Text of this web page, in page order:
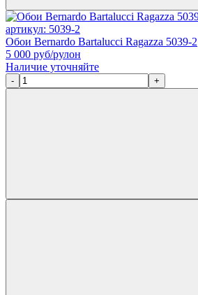
артикул: 5039-2
Обои Bernardo Bartalucci Ragazza 5039-2
5 000 руб/рулон
Наличие уточняйте
- +